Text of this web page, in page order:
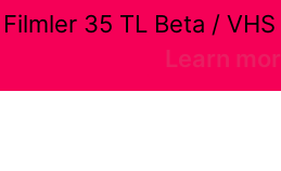
35 TL Beta /
Learn